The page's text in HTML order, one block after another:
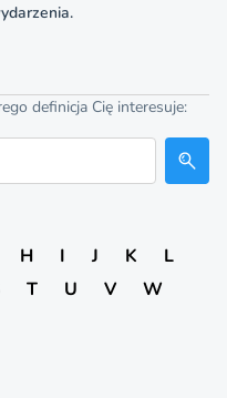
definicja Cię interesuje:
H I J K
L
T U V
W